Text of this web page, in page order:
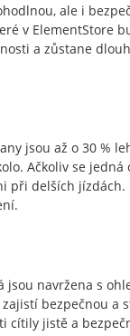
ale i
v ElementStore
a zůstane
jsou až o 30 %
Ačkoliv se jedná
při delších jízdách.
jsou navržena s
bezpečnou a
cítily jistě a